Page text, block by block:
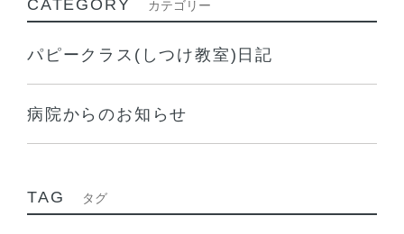
CATEGORY カテゴリー
パピークラス(しつけ教室)日記
病院からのお知らせ
TAG タグ